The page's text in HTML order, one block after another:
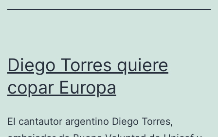
Diego Torres quiere
copar Europa
El cantautor argentino Diego Torres,